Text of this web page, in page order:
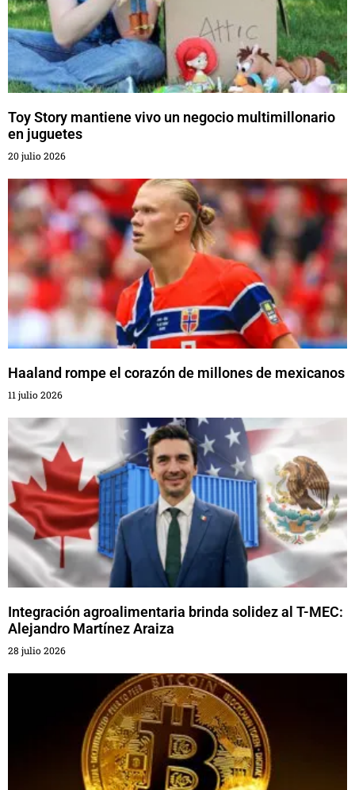
Toy Story mantiene vivo un negocio multimillonario
en juguetes
20 julio 2026
Haaland rompe el corazón de millones de mexicanos
11 julio 2026
Integración agroalimentaria brinda solidez al T-MEC:
Alejandro Martínez Araiza
28 julio 2026